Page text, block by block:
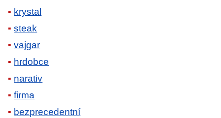
krystal
steak
vajgar
hrdobce
narativ
firma
bezprecedentní